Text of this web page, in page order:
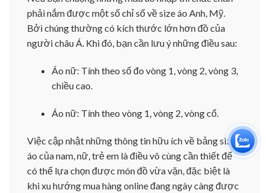
phải nắm được một số chỉ số về size áo Anh, Mỹ.
Bởi chúng thường có kích thước lớn hơn đồ của
người châu Á. Khi đó, bạn cần lưu ý những điều sau:
Áo nữ: Tính theo số đo vòng 1, vòng 2, vòng 3,
chiều cao.
Áo nữ: Tính theo vòng 1, vòng 2, vòng cổ.
Việc cập nhật những thông tin hữu ích về bảng size
áo của nam, nữ, trẻ em là điều vô cùng cần thiết để
có thể lựa chọn được món đồ vừa vặn, đặc biệt là
khi xu hướng mua hàng online đang ngày càng được